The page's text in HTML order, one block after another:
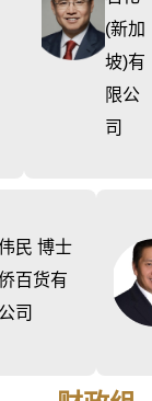
(新加
坡)有
限公
司
民 博士
百货有
司